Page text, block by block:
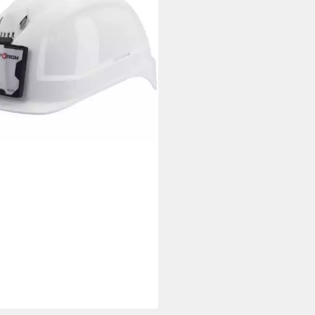
Werktagen bei dir